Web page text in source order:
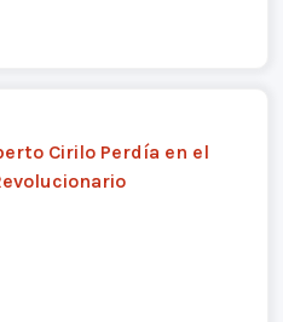
Cirilo Perdía en el